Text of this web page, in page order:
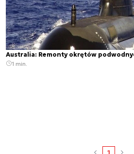
Australia: Remonty okrętów
1 min.